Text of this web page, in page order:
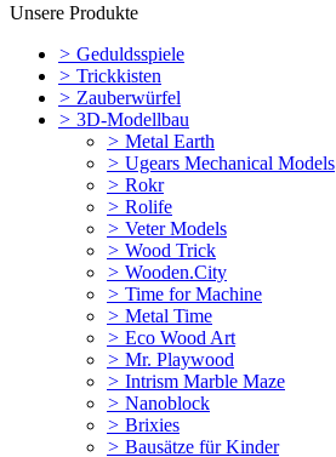
Unsere Produkte
> Geduldsspiele
> Trickkisten
> Zauberwürfel
> 3D-Modellbau
> Metal Earth
> Ugears Mechanical Models
> Rokr
> Rolife
> Veter Models
> Wood Trick
> Wooden.City
> Time for Machine
> Metal Time
> Eco Wood Art
> Mr. Playwood
> Intrism Marble Maze
> Nanoblock
> Brixies
> Bausätze für Kinder